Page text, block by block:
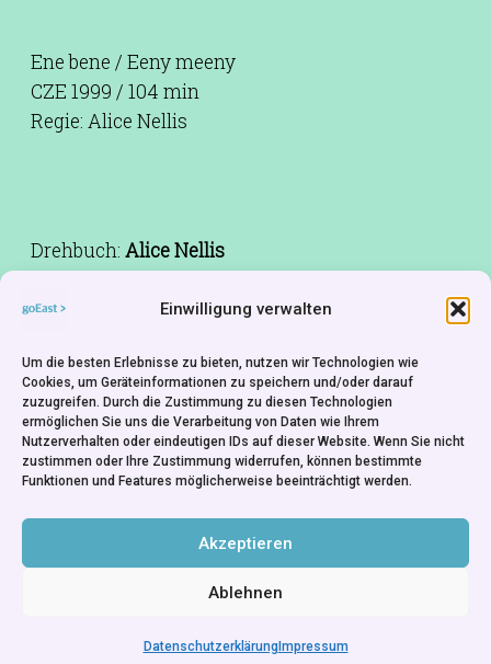
Einwilligung verwalten
Um die besten Erlebnisse zu bieten, nutzen wir Technologien wie
Cookies, um Geräteinformationen zu speichern und/oder darauf
zuzugreifen. Durch die Zustimmung zu diesen Technologien
ermöglichen Sie uns die Verarbeitung von Daten wie Ihrem
Nutzerverhalten oder eindeutigen IDs auf dieser Website. Wenn Sie nicht
zustimmen oder Ihre Zustimmung widerrufen, können bestimmte
Funktionen und Features möglicherweise beeinträchtigt werden.
Akzeptieren
Ablehnen
DatenschutzerklärungImpressum
Ene bene / Eeny meeny
CZE 1999 / 104 min
Regie: Alice Nellis
Drehbuch: Alice Nellis
Schnitt:
Josef Valušak
Besetzung:Iva Janžurová,Leoš
Suchařípa,Theodora Remundová,Eva
Holubová,Vladimír Jarovský,Petr Lébl
Produktion:Pavel Sodomka
Česká Televize - Teleexport - Prag